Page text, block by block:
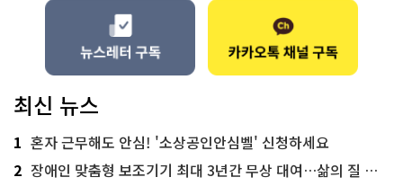
최신 뉴스
1 혼자 근무해도 안심! '소상공인안심벨' 신청하세요
2 장애인 맞춤형 보조기기 최대 3년간 무상 대여…삶의 질 높인다